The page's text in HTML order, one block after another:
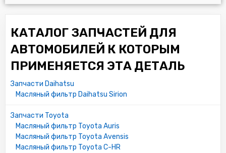
КАТАЛОГ ЗАПЧАСТЕЙ ДЛЯ
АВТОМОБИЛЕЙ К КОТОРЫМ
ПРИМЕНЯЕТСЯ ЭТА ДЕТАЛЬ
Запчасти Daihatsu
Масляный фильтр Daihatsu Sirion
Запчасти Toyota
Масляный фильтр Toyota Auris
Масляный фильтр Toyota Avensis
Масляный фильтр Toyota C-HR